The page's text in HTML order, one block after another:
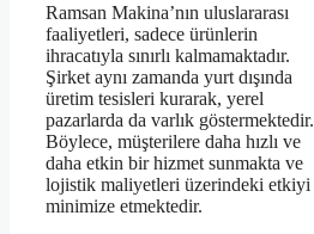
Ramsan Makina’nın uluslararası
faaliyetleri, sadece ürünlerin
ihracatıyla sınırlı kalmamaktadır.
Şirket aynı zamanda yurt dışında
üretim tesisleri kurarak, yerel
pazarlarda da varlık göstermektedir.
Böylece, müşterilere daha hızlı ve
daha etkin bir hizmet sunmakta ve
lojistik maliyetleri üzerindeki etkiyi
minimize etmektedir.